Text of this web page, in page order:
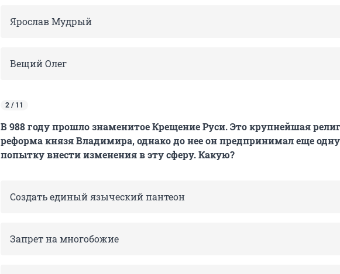
Ярослав Мудрый
Вещий Олег
2 / 11
В 988 году прошло знаменитое Крещение Руси. Это крупнейшая
реформа князя Владимира, однако до нее он предпринимал еще одну
попытку внести изменения в эту сферу. Какую?
Создать единый языческий пантеон
Запрет на многобожие